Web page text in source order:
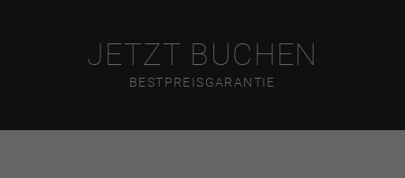
JETZT BUCHEN
BESTPREISGARANTIE